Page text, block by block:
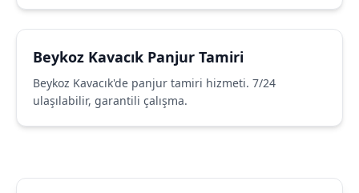
Beykoz Kavacık Panjur Tamiri
Beykoz Kavacık'de panjur tamiri hizmeti. 7/24
ulaşılabilir, garantili çalışma.